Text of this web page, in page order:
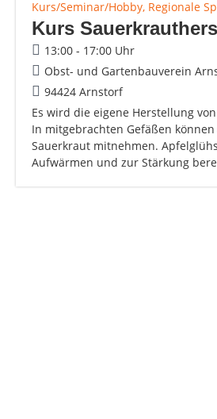
Kurs/Seminar/Hobby, Regionale
Kurs
13:00 - 17:00 Uhr
Obst- und Gartenbauverein
94424 Arnstorf
Es wird die eigene Herstellung
In mitgebrachten Gefäßen
Sauerkraut mitnehmen.
Aufwärmen und zur Stärkung